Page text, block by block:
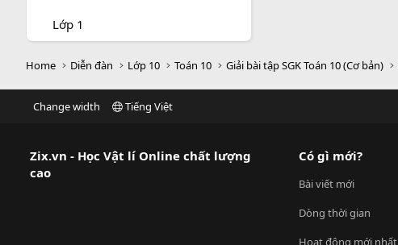
Lớp 1
Home Diễn đàn Lớp 10 Toán 10 Giải bài tập SGK Toán 10 (Cơ bản)
Change width Tiếng Việt
Zix.vn - Học Vật lí Online chất lượng
cao
Có gì mới?
Bài viết mới
Dòng thời gian
Hoạt động mới nhất